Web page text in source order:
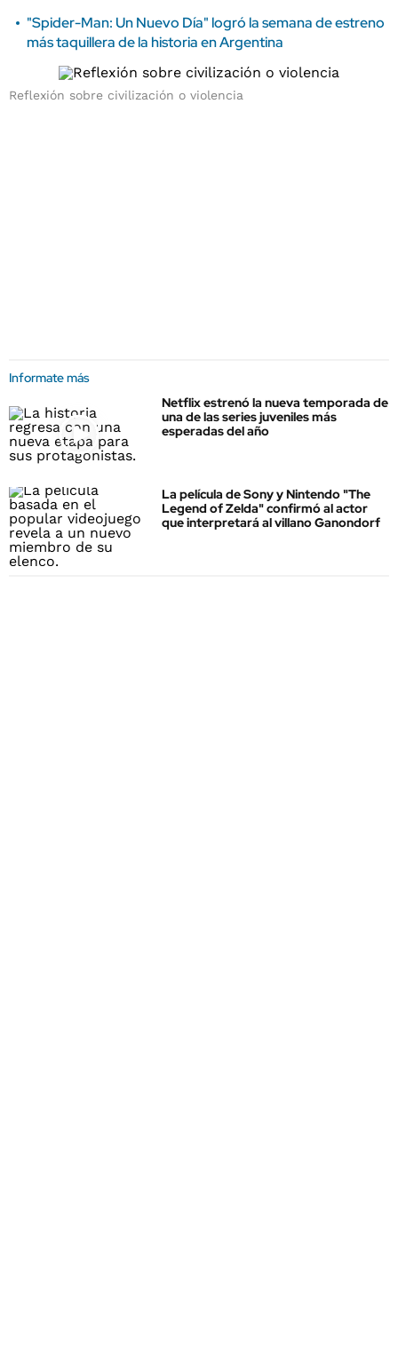
"Spider-Man: Un Nuevo Día" logró la semana de estreno
más taquillera de la historia en Argentina
Reflexión sobre civilización o violencia
Informate más
Netflix estrenó la nueva temporada de
una de las series juveniles más
esperadas del año
La película de Sony y Nintendo "The
Legend of Zelda" confirmó al actor
que interpretará al villano Ganondorf